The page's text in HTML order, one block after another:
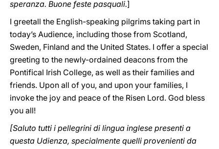
speranza. Buone feste pasquali.]
I greetall the English-speaking pilgrims taking part in
today’s Audience, including those from Scotland,
Sweden, Finland and the United States. I offer a special
greeting to the newly-ordained deacons from the
Pontifical Irish College, as well as their families and
friends. Upon all of you, and upon your families, I
invoke the joy and peace of the Risen Lord. God bless
you all!
[Saluto tutti i pellegrini di lingua inglese presenti a
questa Udienza, specialmente quelli provenienti da